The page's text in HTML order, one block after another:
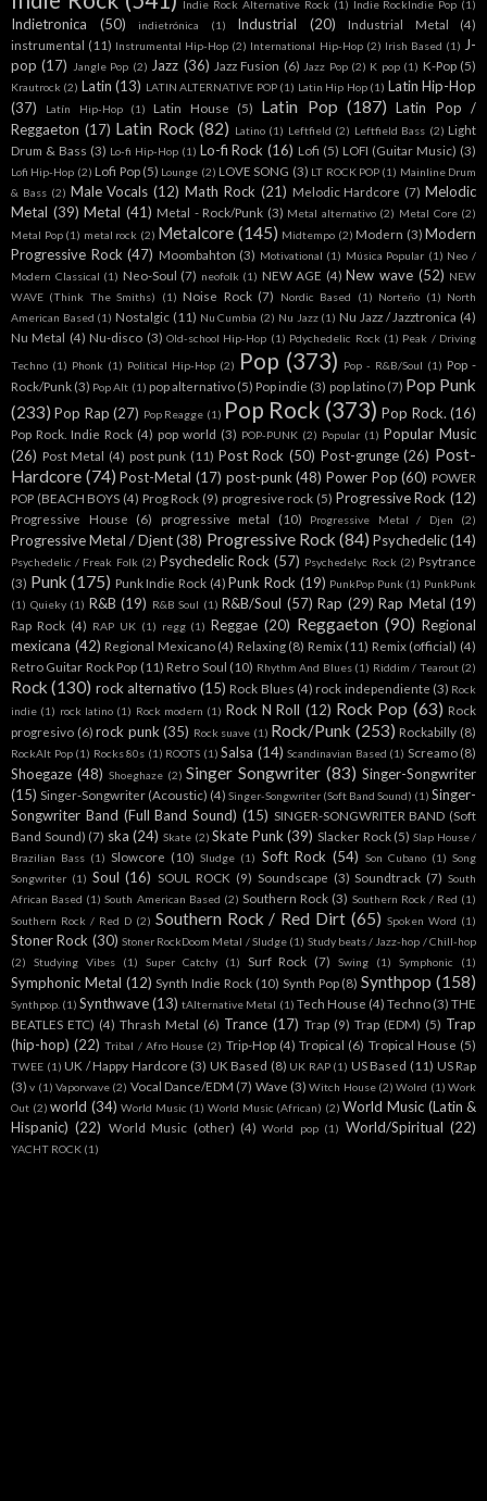
Indie Rock Alternative Rock (1) Indie RockIndie Pop (1)
Indietronica (50) indietrónica (1) Industrial (20) Industrial Metal
(4)
instrumental (11) Instrumental Hip-Hop (2) International Hip-Hop (2) Irish Based (1) J-
pop (17) Jangle Pop (2) Jazz (36) Jazz Fusion (6) Jazz Pop (2) K pop (1) K-Pop (5)
Krautrock (2) Latin (13) LATIN ALTERNATIVE POP (1) Latin Hip Hop (1) Latin Hip-Hop
(37)
Latín Hip-Hop (1) Latin House (5) Latin Pop (187) Latin Pop /
Reggaeton (17) Latin Rock (82) Latino (1) Leftfield (2) Leftfield Bass (2) Light
Drum & Bass (3) Lo-fi Hip-Hop (1) Lo-fi Rock (16) Lofi (5) LOFI (Guitar Music) (3)
Lofi Hip-Hop (2) Lofi Pop (5) Lounge (2) LOVE SONG (3) LT ROCK POP (1) Mainline Drum
& Bass (2) Male Vocals (12) Math Rock (21) Melodic Hardcore (7) Melodic
Metal (39) Metal (41) Metal - Rock/Punk (3) Metal alternativo (2) Metal Core (2)
Metal Pop (1) metal rock (2) Metalcore (145) Midtempo (2) Modern (3) Modern
Progressive Rock (47) Moombahton (3) Motivational (1) Música Popular (1) Neo /
Modern Classical (1) Neo-Soul (7) neofolk (1) NEW AGE (4) New wave (52) NEW
WAVE (Think The Smiths)
(1) Noise Rock (7) Nordic Based (1) Norteño (1) North
American Based (1) Nostalgic (11) Nu Cumbia (2) Nu Jazz (1) Nu Jazz / Jazztronica (4)
Nu Metal (4) Nu-disco (3) Old-school Hip-Hop (1) Pdychedelic Rock (1) Peak / Driving
Techno (1) Phonk (1) Political Hip-Hop (2) Pop (373) Pop - R&B/Soul (1) Pop -
Rock/Punk (3) Pop Alt (1) pop alternativo (5) Pop indie (3) pop latino (7) Pop Punk
(233) Pop Rap (27) Pop Reagge (1) Pop Rock (373) Pop Rock. (16)
Pop Rock. Indie Rock (4) pop world (3) POP-PUNK (2) Popular (1) Popular Music
(26) Post Metal (4) post punk (11) Post Rock (50) Post-grunge (26) Post-
Hardcore (74) Post-Metal (17) post-punk (48) Power Pop (60) POWER
POP (BEACH BOYS (4) Prog Rock (9) progresive rock (5) Progressive Rock (12)
Progressive House (6) progressive metal (10) Progressive Metal / Djen (2)
Progressive Metal / Djent (38) Progressive Rock (84) Psychedelic(14)
Psychedelic / Freak Folk (2) Psychedelic Rock (57) Psychedelyc Rock (2) Psytrance
(3) Punk (175) Punk Indie Rock (4) Punk Rock (19) PunkPop Punk (1) PunkPunk
(1) Quieky (1) R&B (19) R&B Soul (1) R&B/Soul (57) Rap (29) Rap Metal (19)
Rap Rock (4) RAP UK (1) regg (1) Reggae (20) Reggaeton (90) Regional
mexicana (42) Regional Mexicano (4) Relaxing (8) Remix (11) Remix (official) (4)
Retro Guitar Rock Pop (11) Retro Soul (10) Rhythm And Blues (1) Riddim / Tearout (2)
Rock (130) rock alternativo (15) Rock Blues (4) rock independiente (3) Rock
indie (1) rock latino (1) Rock modern (1) Rock N Roll (12) Rock Pop (63) Rock
progresivo (6) rock punk (35) Rock suave (1) Rock/Punk (253) Rockabilly (8)
RockAlt Pop (1) Rocks 80s (1) ROOTS (1) Salsa (14) Scandinavian Based (1) Screamo (8)
Shoegaze (48) Shoeghaze (2) Singer Songwriter (83) Singer-Songwriter
(15) Singer-Songwriter (Acoustic) (4) Singer-Songwriter (Soft Band Sound) (1) Singer-
Songwriter Band (Full Band Sound) (15) SINGER-SONGWRITER BAND (Soft
Band Sound) (7) ska (24) Skate (2) Skate Punk (39) Slacker Rock (5) Slap House /
Brazilian Bass (1) Slowcore (10) Sludge (1) Soft Rock (54) Son Cubano (1) Song
Songwriter (1) Soul (16) SOUL ROCK (9) Soundscape (3) Soundtrack (7) South
African Based (1) South American Based (2) Southern Rock (3) Southern Rock / Red (1)
Southern Rock / Red D (2) Southern Rock / Red Dirt (65) Spoken Word (1)
Stoner Rock (30) Stoner RockDoom Metal / Sludge (1) Study beats / Jazz-hop / Chill-hop
(2)
Studying Vibes (1) Super Catchy (1) Surf Rock (7) Swing (1) Symphonic (1)
Symphonic Metal (12) Synth Indie Rock (10) Synth Pop (8) Synthpop (158)
Synthpop. (1) Synthwave (13) tAlternative Metal (1) Tech House (4) Techno (3) THE
BEATLES ETC) (4) Thrash Metal (6) Trance (17) Trap (9) Trap (EDM) (5) Trap
(hip-hop) (22) Tribal / Afro House (2) Trip-Hop (4) Tropical (6) Tropical House (5)
TWEE (1) UK / Happy Hardcore (3) UK Based (8) UK RAP (1) US Based (11) US Rap
(3) v (1) Vaporwave (2) Vocal Dance/EDM (7) Wave (3) Witch House (2) Wolrd (1) Work
Out (2) world (34) World Music (1) World Music (African) (2) World Music (Latin &
Hispanic) (22) World Music (other) (4) World pop (1) World/Spiritual (22)
YACHT ROCK (1)